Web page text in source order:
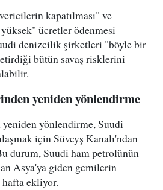
kapatılması" ve
ücretler ödenmesi
denizcilik şirketleri "böyle bir
bütün savaş risklerini
yeniden yönlendirme
yönlendirme, Suudi
için Süveyş Kanalı'ndan
durum, Suudi ham petrolünün
Asya'ya giden gemilerin
ekliyor.